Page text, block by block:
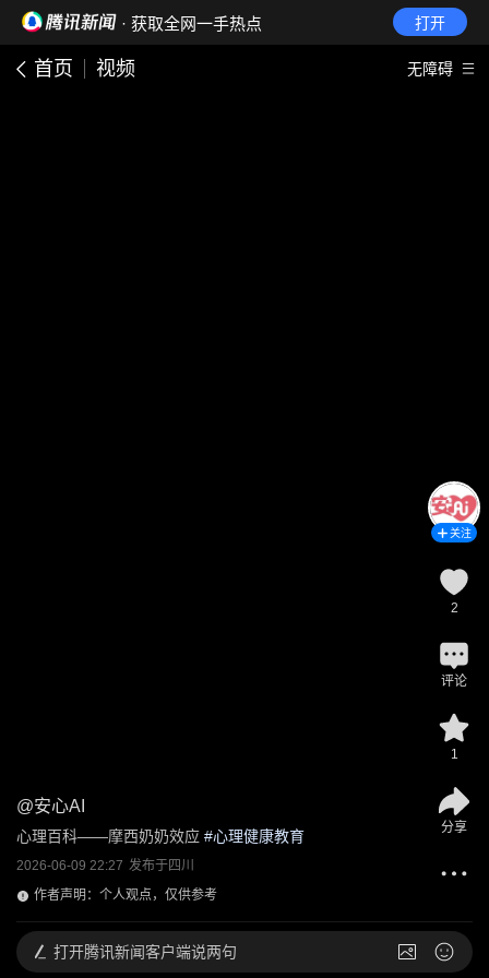
· 获取全网一手热点 打开
首页 视频 无障碍
@安心AI
心理百科——摩西奶奶效应 #心理健康教育
2026-06-09 22:27 发布于四川
作者声明：个人观点，仅供参考
关注
2
评论
1
分享
打开腾讯新闻客户端说两句